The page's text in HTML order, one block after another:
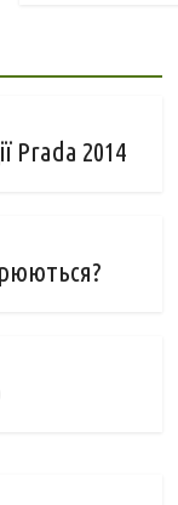
Prada 2014